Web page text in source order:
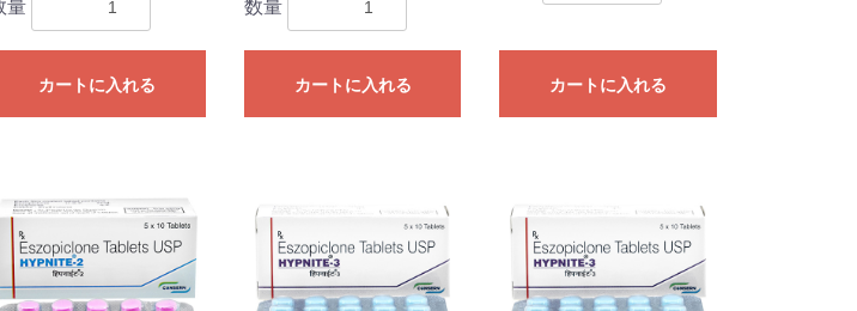
量
カートに入れる
数量
カートに入れる カートに入れる